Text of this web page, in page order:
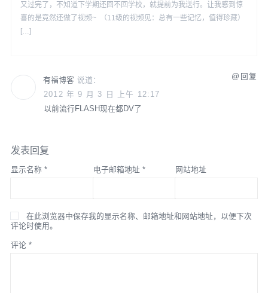
又过完了，不知道下学期还回不回学校，就提前为我送行。让我感到惊
喜的是竟然还做了视频~ （11级的视频见：总有一些记忆，值得珍藏）
[…]
有福博客 说道：
2012 年 9 月 3 日 上午 12:17
以前流行FLASH现在都DV了
回复
发表回复
显示名称 * 电子邮箱地址 * 网站地址
在此浏览器中保存我的显示名称、邮箱地址和网站地址，以便下次
评论时使用。
评论 *